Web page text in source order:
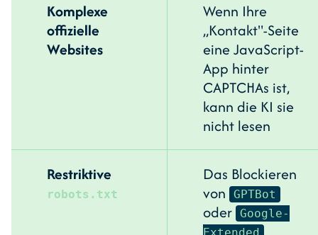
Komplexe
offizielle
Websites
Wenn Ihre
„Kontakt"-Seite
eine JavaScript-
App hinter
CAPTCHAs ist,
kann die KI sie
nicht lesen
Restriktive
robots.txt
Das Blockieren
von
GPTBot
oder Google-